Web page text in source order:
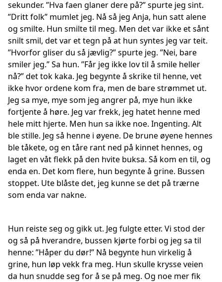
sekunder. ”Hva faen glaner dere på?” spurte jeg sint.
”Dritt folk” mumlet jeg. Nå så jeg Anja, hun satt alene
og smilte. Hun smilte til meg. Men det var ikke et sånt
snilt smil, det var et tegn på at hun syntes jeg var teit.
”Hvorfor gliser du så jævlig?” spurte jeg. ”Nei, bare
smiler jeg.” Sa hun. ”Får jeg ikke lov til å smile heller
nå?” det tok kaka. Jeg begynte å skrike til henne, vet
ikke hvor ordene kom fra, men de bare strømmet ut.
Jeg sa mye, mye som jeg angrer på, mye hun ikke
fortjente å høre. Jeg var frekk, jeg hatet henne med
hele mitt hjerte. Men hun sa ikke noe. Ingenting. Alt
ble stille. Jeg så henne i øyene. De brune øyene hennes
ble tåkete, og en tåre rant ned på kinnet hennes, og
laget en våt flekk på den hvite buksa. Så kom en til, og
enda en. Det kom flere, hun begynte å grine. Bussen
stoppet. Ute blåste det, jeg kunne se det på trærne
som enda var nakne.
Hun reiste seg og gikk ut. Jeg fulgte etter. Vi stod der
og så på hverandre, bussen kjørte forbi og jeg sa til
henne: ”Håper du dør!” Nå begynte hun virkelig å
grine, hun løp vekk fra meg. Hun skulle krysse veien
da hun snudde seg for å se på meg. Og noe mer fik